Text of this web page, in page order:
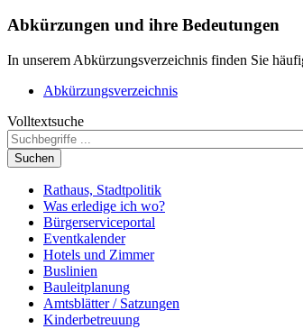
Abkürzungen und ihre Bedeutungen
In unserem Abkürzungsverzeichnis finden Sie
Abkürzungsverzeichnis
Volltextsuche
Suchen
Rathaus, Stadtpolitik
Was erledige ich wo?
Bürgerserviceportal
Eventkalender
Hotels und Zimmer
Buslinien
Bauleitplanung
Amtsblätter / Satzungen
Kinderbetreuung